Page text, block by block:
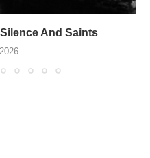
And Saints